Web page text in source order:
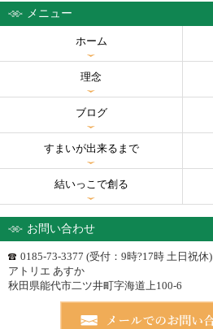
メニュー
ホーム
理念
ブログ
すまいが出来るまで
結いっこで創る
お問い合わせ
0185-73-3377 (受付：9時?17時 土日祝休)
アトリエ あすか
秋田県能代市二ツ井町字海道上100-6